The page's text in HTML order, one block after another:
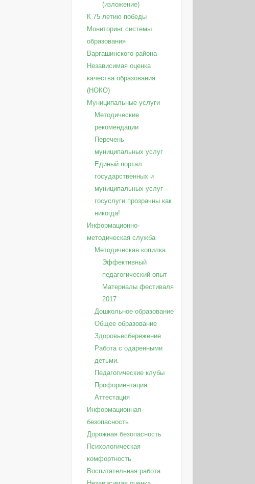
(изложение)
К 75 летию победы
Мониторинг системы
образования
Варгашинского района
Независимая оценка
качества образования
(НОКО)
Муниципальные услуги
Методические
рекомендации
Перечень
муниципальных услуг
Единый портал
государственных и
муниципальных услуг –
госуслуги прозрачны как
никогда!
Информационно-
методическая служба
Методическая копилка
Эффективный
педагогический опыт
Материалы фестиваля
2017
Дошкольное образование
Общее образование
Здоровьесбережение
Работа с одаренными
детьми.
Педагогические клубы
Профориентация
Аттестация
Информационная
безопасность
Дорожная безопасность
Психологическая
комфортность
Воспитательная работа